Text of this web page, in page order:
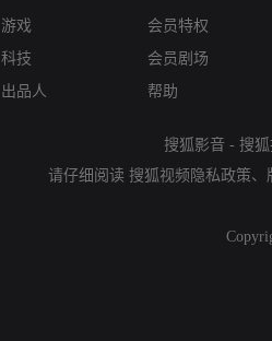
游戏
科技
出品人
会员特权
会员剧场
帮助
搜狐影音 - 搜
请仔细阅读 搜狐视频隐私政策、